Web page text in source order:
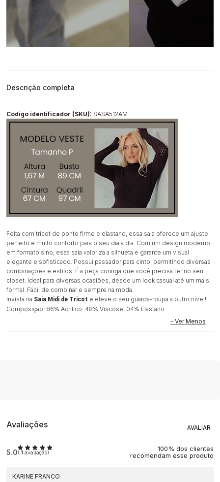
Descrição completa
Código identificador (SKU): SASA512AM
Feita com tricot de ponto firme e elastano, essa saia oferece um ajuste
perfeito e muito conforto para o seu dia a dia. Com um design moderno
em formato sino, essa saia valoriza a silhueta e garante um visual
elegante e sofisticado. Possui passador para cinto, permitindo diversas
combinações e estilos. É a peça coringa que você precisa ter no seu
closet. Ideal para diversas ocasiões, desde um look casual até um mais
formal. Fácil de combinar e sempre na moda.
Invista na Saia Midi de Tricot e eleve o seu guarda-roupa a outro nível!
Composição: 86% Acrilico 48% Viscose 04% Elastano
Avaliações
5.0(1 avaliação)
100% dos clientes
recomendam esse produto
KARINE FRANCO